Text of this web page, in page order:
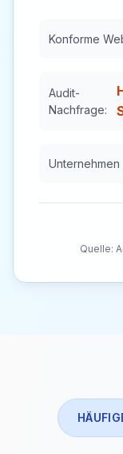
Konforme
Audit-
Nachfrage:
Unternehmen
Quelle: